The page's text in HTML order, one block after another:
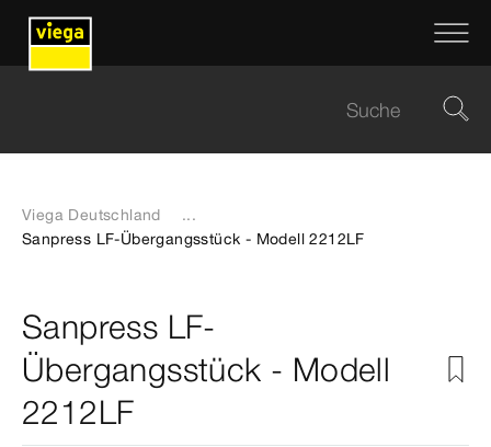
Viega Deutschland
...
Sanpress LF-Übergangsstück - Modell 2212LF
Sanpress LF-
Übergangsstück - Modell
2212LF